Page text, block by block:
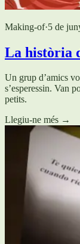
Making-of·5 de
La història
Un grup d’amics
s’esperessin. Van
petits.
Llegiu-ne més →